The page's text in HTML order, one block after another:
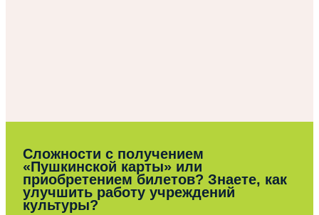
Сложности с получением
«Пушкинской карты» или
приобретением билетов? Знаете, как
улучшить работу учреждений
культуры?